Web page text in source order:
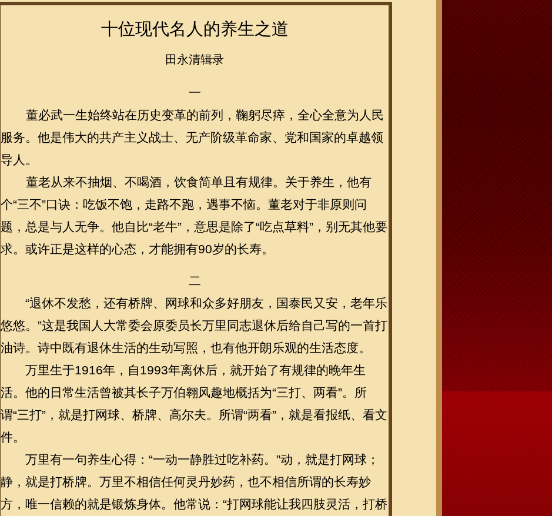
十位现代名人的养生之道
田永清辑录
一
董必武一生始终站在历史变革的前列，鞠躬尽瘁，全心全意为人民
服务。他是伟大的共产主义战士、无产阶级革命家、党和国家的卓越领
导人。
董老从来不抽烟、不喝酒，饮食简单且有规律。关于养生，他有
个“三不”口诀：吃饭不饱，走路不跑，遇事不恼。董老对于非原则问
题，总是与人无争。他自比“老牛”，意思是除了“吃点草料”，别无其他要
求。或许正是这样的心态，才能拥有90岁的长寿。
二
“退休不发愁，还有桥牌、网球和众多好朋友，国泰民又安，老年乐
悠悠。”这是我国人大常委会原委员长万里同志退休后给自己写的一首打
油诗。诗中既有退休生活的生动写照，也有他开朗乐观的生活态度。
万里生于1916年，自1993年离休后，就开始了有规律的晚年生
活。他的日常生活曾被其长子万伯翱风趣地概括为“三打、两看”。所
谓“三打”，就是打网球、桥牌、高尔夫。所谓“两看”，就是看报纸、看文
件。
万里有一句养生心得：“一动一静胜过吃补药。”动，就是打网球；
静，就是打桥牌。万里不相信任何灵丹妙药，也不相信所谓的长寿妙
方，唯一信赖的就是锻炼身体。他常说：“打网球能让我四肢灵活，打桥